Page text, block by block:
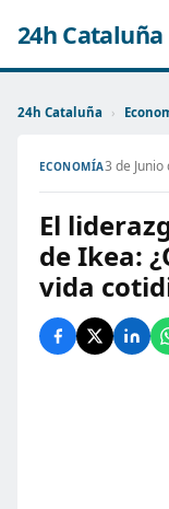
24h Cataluña
24h Cataluña ›
ECONOMÍA3 de Junio
El
de Ikea:
vida